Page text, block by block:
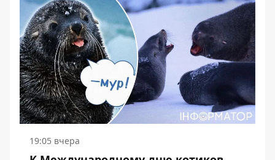
19:05 вчера